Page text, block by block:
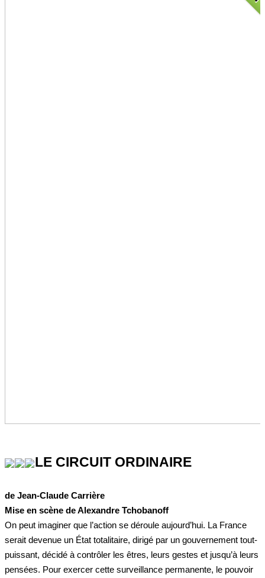
LE CIRCUIT ORDINAIRE
de Jean-Claude Carrière
Mise en scène de Alexandre Tchobanoff
On peut imaginer que l’action se déroule aujourd’hui. La France
serait devenue un État totalitaire, dirigé par un gouvernement tout-
puissant, décidé à contrôler les êtres, leurs gestes et jusqu’à leurs
pensées. Pour exercer cette surveillance permanente, le pouvoir